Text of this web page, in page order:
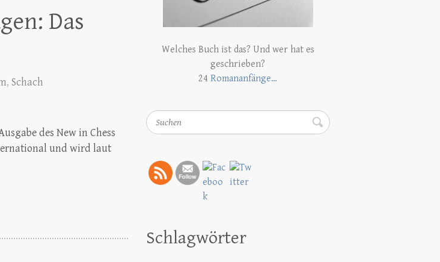
Das
, Schach
des New in Chess
und wird laut
Welches Buch ist das? Und wer hat es
geschrieben?
24Romananfänge…
Suchen
Schlagwörter